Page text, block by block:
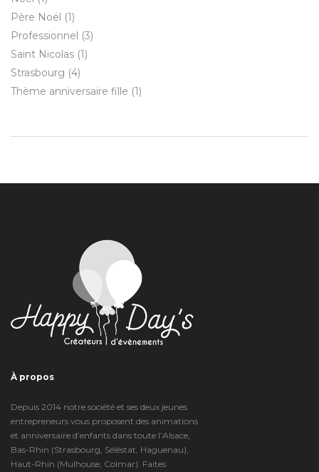
Père Noël (1)
Professionnel (3)
Saint Nicolas (1)
Strasbourg (4)
Thème anniversaire fille (1)
À propos
Depuis 2014 notre société et ses deux jeunes
entrepreneurs vous proposent des animations
et anniversaire d’enfants dans toute l’Alsace,
Bas-Rhin (Strasbourg, Séléstat, Haguenau),
Haut-Rhin (Mulhouse, Colmar). Faites